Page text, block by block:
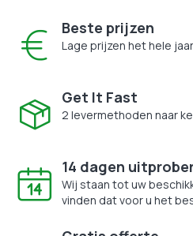
Beste prijzen
Lage prijzen het hele
Get It Fast
2 levermethoden naar
14 dagen
Wij staan tot uw
vinden dat voor u het